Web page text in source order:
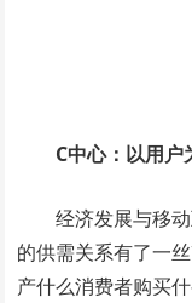
C中心：以用户
经济发展与移
的供需关系有了一
产什么消费者购买